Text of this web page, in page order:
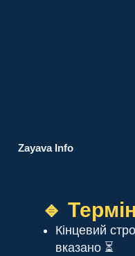
Zayava Info
🔹
Кінцевий
вказано ⏳